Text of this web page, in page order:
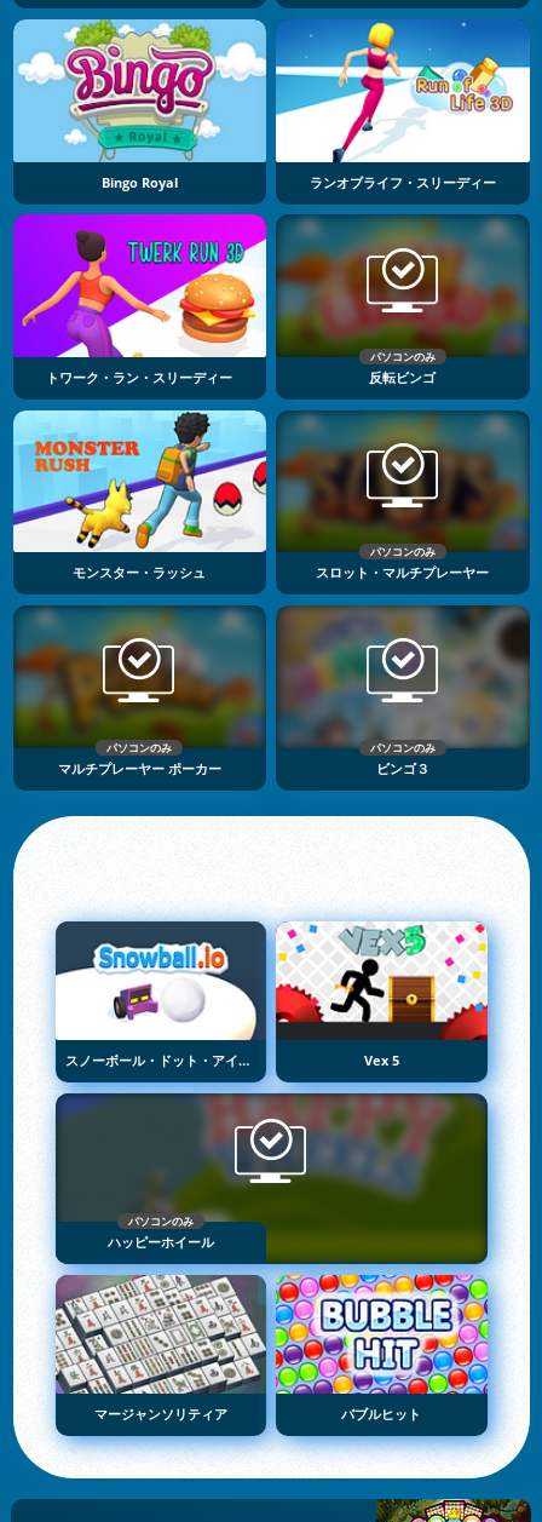
Bingo Royal ランオブライフ・スリーディー
トワーク・ラン・スリーディー
パソコンのみ
反転ビンゴ
モンスター・ラッシュ
パソコンのみ
スロット・マルチプレーヤー
パソコンのみ
マルチプレーヤー ポーカー
パソコンのみ
ビンゴ３
スノーボール・ドット・アイオー Vex 5
パソコンのみ
ハッピーホイール
マージャンソリティア バブルヒット